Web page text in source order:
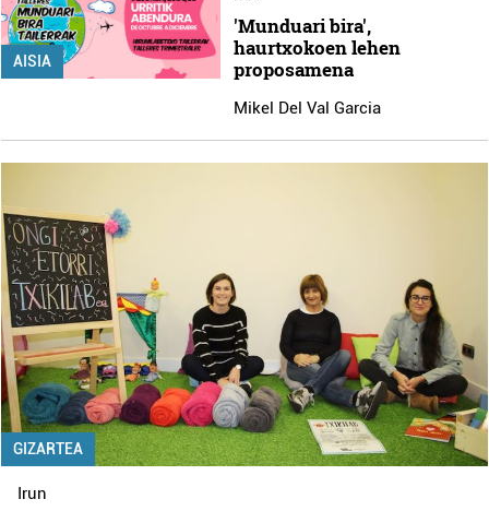
AISIA
'Munduari bira',
haurtxokoen lehen
proposamena
Mikel Del Val Garcia
GIZARTEA
Irun